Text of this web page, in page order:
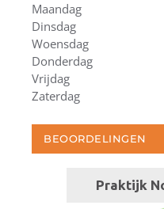
Maandag
Dinsdag
Woensdag
Donderdag
Vrijdag
Zaterdag
BEOORDELINGEN